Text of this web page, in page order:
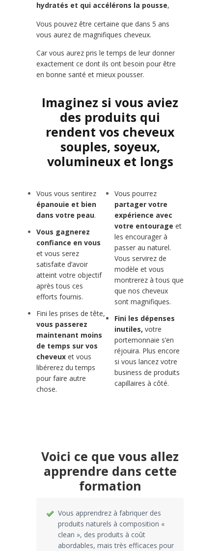
hydratés et qui accélérons la pousse,
Vous pouvez être certaine que dans 5 ans
vous aurez de magnifiques cheveux.
Car vous aurez pris le temps de leur donner
exactement ce dont ils ont besoin pour être
en bonne santé et mieux pousser.
Imaginez si vous aviez
des produits qui
rendent vos cheveux
souples, soyeux,
volumineux et longs
Vous vous sentirez
épanouie et bien
dans votre peau.
Vous gagnerez
confiance en vous
et vous serez
satisfaite d’avoir
atteint votre objectif
après tous ces
efforts fournis.
Fini les prises de tête,
vous passerez
maintenant moins
de temps sur vos
cheveux et vous
libérerez du temps
pour faire autre
chose.
Vous pourrez
partager votre
expérience avec
votre entourage et
les encourager à
passer au naturel.
Vous servirez de
modèle et vous
montrerez à tous que
que nos cheveux
sont magnifiques.
Fini les dépenses
inutiles, votre
portemonnaie s’en
réjouira. Plus encore
si vous lancez votre
business de produits
capillaires à côté.
Voici ce que vous allez
apprendre dans cette
formation
Vous apprendrez à fabriquer des
produits naturels à composition «
clean », des produits à coût
abordables, mais très efficaces pour